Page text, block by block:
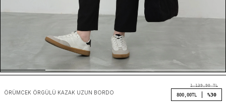
ÖRÜMCEK ÖRGÜLÜ KAZAK UZUN BORDO
1.139,90TL
800,00TL %30